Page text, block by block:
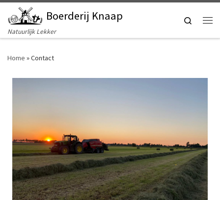
Ga naar inhoudBoerderij Knaap
Natuurlijk Lekker
Search
Home »Contact